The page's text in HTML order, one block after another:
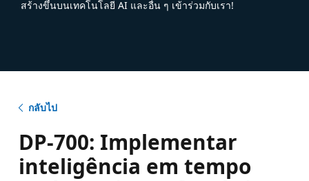
สร้างขึ้นบนเทคโนโลยี AI และอื่น ๆ เข้าร่วมกับเรา!
กลับไป
DP-700: Implementar
inteligência em tempo